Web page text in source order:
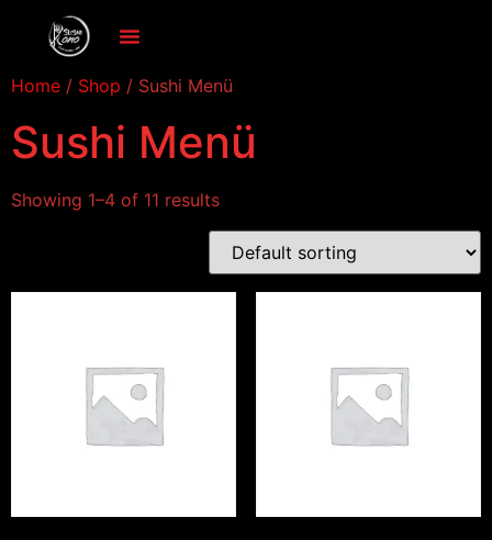
Home / Shop / Sushi Menü
Sushi Menü
Showing 1–4 of 11 results